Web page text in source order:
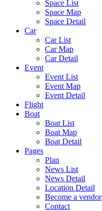
Space List
Space Map
Space Detail
Car
Car List
Car Map
Car Detail
Event
Event List
Event Map
Event Detail
Flight
Boat
Boat List
Boat Map
Boat Detail
Pages
Plan
News List
News Detail
Location Detail
Become a vendor
Contact